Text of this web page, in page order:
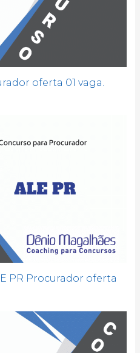
oferta 01 vaga.
PR Procurador oferta